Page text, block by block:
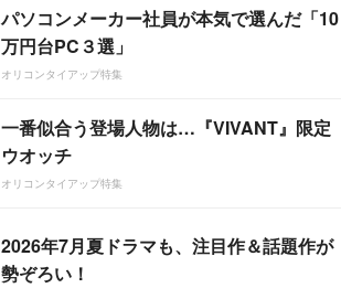
パソコンメーカー社員が本気で選んだ「10
万円台PC３選」
オリコンタイアップ特集
一番似合う登場人物は…『VIVANT』限定
ウオッチ
オリコンタイアップ特集
2026年7月夏ドラマも、注目作＆話題作が
勢ぞろい！